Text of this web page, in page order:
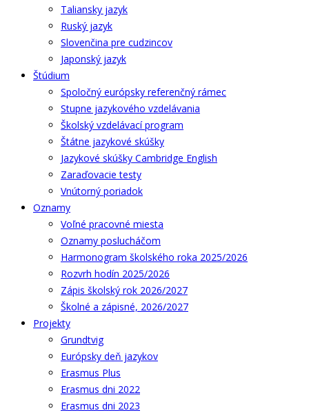
Taliansky jazyk
Ruský jazyk
Slovenčina pre cudzincov
Japonský jazyk
Štúdium
Spoločný európsky referenčný rámec
Stupne jazykového vzdelávania
Školský vzdelávací program
Štátne jazykové skúšky
Jazykové skúšky Cambridge English
Zaraďovacie testy
Vnútorný poriadok
Oznamy
Voľné pracovné miesta
Oznamy poslucháčom
Harmonogram školského roka 2025/2026
Rozvrh hodín 2025/2026
Zápis školský rok 2026/2027
Školné a zápisné, 2026/2027
Projekty
Grundtvig
Európsky deň jazykov
Erasmus Plus
Erasmus dni 2022
Erasmus dni 2023